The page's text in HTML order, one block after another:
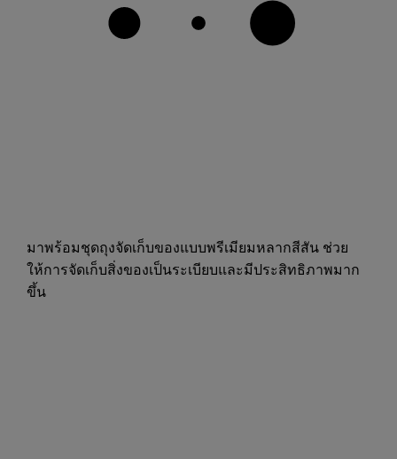
มาพร้อมชุดถุงจัดเก็บของแบบพรีเมียมหลากสีสัน ช่วย
ให้การจัดเก็บสิ่งของเป็นระเบียบและมีประสิทธิภาพมาก
ขึ้น